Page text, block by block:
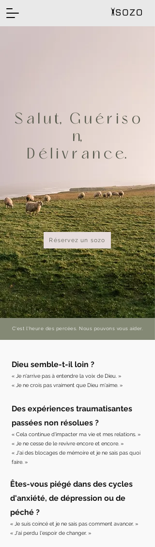
S a l u t, G u é r i s o
n,
D é l i v r a n c e.
Réservez un sozo
C'est l'heure des percées. Nous pouvons vous aider.
Dieu semble-t-il loin ?
« Je n'arrive pas à entendre la voix de Dieu. »
« Je ne crois pas vraiment que Dieu m'aime. »
Des expériences traumatisantes
passées non résolues ?
« Cela continue d'impacter ma vie et mes relations. »
« Je ne cesse de le revivre encore et encore. »
« J'ai des blocages de mémoire et je ne sais pas quoi
faire. »
Êtes-vous piégé dans des cycles
d'anxiété, de dépression ou de
péché ? ​
« Je suis coincé et je ne sais pas comment avancer. »
« J'ai perdu l'espoir de changer. »